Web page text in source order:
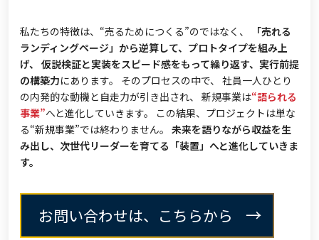
私たちの特徴は、“売るためにつくる”のではなく、
「売れる
ランディングページ」から逆算して、プロトタイプを組み上
げ、
仮説検証と実装をスピード感をもって繰り返す、実行前提
の構築力にあります。 そのプロセスの中で、
社員一人ひとり
の内発的な動機と自走力が引き出され、 新規事業は“語られる
事業”へと進化していきます。 この結果、プロジェクトは単な
る“新規事業”では終わりません。 未来を語りながら収益を生
み出し、次世代リーダーを育てる「装置」へと進化していきま
す。
お問い合わせは、こちらから